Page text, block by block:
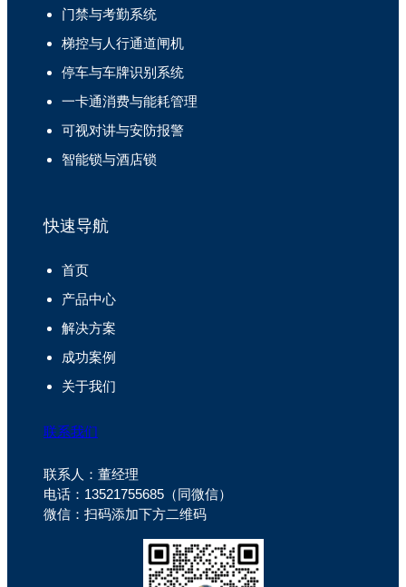
门禁与考勤系统
梯控与人行通道闸机
停车与车牌识别系统
一卡通消费与能耗管理
可视对讲与安防报警
智能锁与酒店锁
快速导航
首页
产品中心
解决方案
成功案例
关于我们
联系我们
联系人：董经理
电话：13521755685（同微信）
微信：扫码添加下方二维码